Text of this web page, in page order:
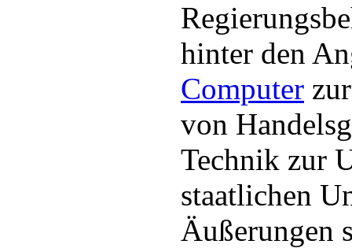
hinter den
Computer
von
Technik zur
staatlichen
Äußerungen